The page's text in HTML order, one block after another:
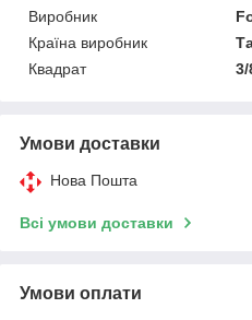
Виробник
Країна виробник
Квадрат
Умови доставки
Нова Пошта
Всі умови доставки
Умови оплати